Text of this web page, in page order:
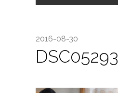
2016-08-30
DSC05293